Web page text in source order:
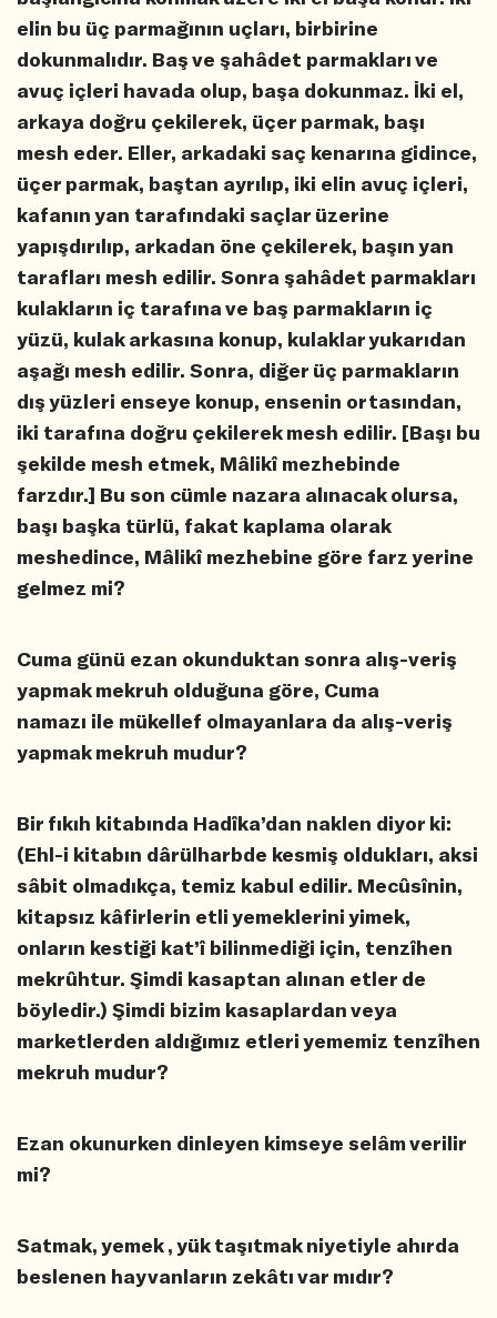
elin bu üç parmağının uçları, birbirine
dokunmalıdır. Baş ve şahâdet parmakları ve
avuç içleri havada olup, başa dokunmaz. İki el,
arkaya doğru çekilerek, üçer parmak, başı
mesh eder. Eller, arkadaki saç kenarına gidince,
üçer parmak, baştan ayrılıp, iki elin avuç içleri,
kafanın yan tarafındaki saçlar üzerine
yapışdırılıp, arkadan öne çekilerek, başın yan
tarafları mesh edilir. Sonra şahâdet parmakları
kulakların iç tarafına ve baş parmakların iç
yüzü, kulak arkasına konup, kulaklar yukarıdan
aşağı mesh edilir. Sonra, diğer üç parmakların
dış yüzleri enseye konup, ensenin ortasından,
iki tarafına doğru çekilerek mesh edilir. [Başı bu
şekilde mesh etmek, Mâlikî mezhebinde
farzdır.] Bu son cümle nazara alınacak olursa,
başı başka türlü, fakat kaplama olarak
meshedince, Mâlikî mezhebine göre farz yerine
gelmez mi?
Cuma günü ezan okunduktan sonra alış-veriş
yapmak mekruh olduğuna göre, Cuma
namazı ile mükellef olmayanlara da alış-veriş
yapmak mekruh mudur?
Bir fıkıh kitabında Hadîka’dan naklen diyor ki:
(Ehl-i kitabın dârülharbde kesmiş oldukları, aksi
sâbit olmadıkça, temiz kabul edilir. Mecûsînin,
kitapsız kâfirlerin etli yemeklerini yimek,
onların kestiği kat’î bilinmediği için, tenzîhen
mekrûhtur. Şimdi kasaptan alınan etler de
böyledir.) Şimdi bizim kasaplardan veya
marketlerden aldığımız etleri yememiz tenzîhen
mekruh mudur?
Ezan okunurken dinleyen kimseye selâm verilir
mi?
Satmak, yemek , yük taşıtmak niyetiyle ahırda
beslenen hayvanların zekâtı var mıdır?